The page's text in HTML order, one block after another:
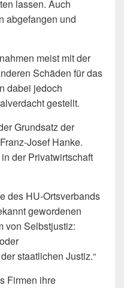
lassen. Auch
abgefangen und
meist mit der
Schäden für das
dabei jedoch
gestellt.
Grundsatz der
Josef Hanke.
der Privatwirtschaft
des HU-Ortsverbands
gewordenen
von Selbstjustiz:
staatlichen Justiz.“
Firmen ihre